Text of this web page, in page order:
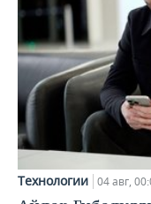
Технологии 04 авг,